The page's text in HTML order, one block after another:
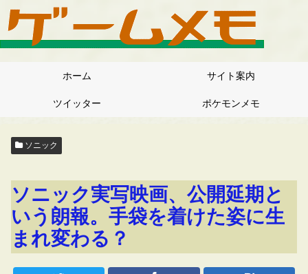
ホーム サイト案内
ツイッター ポケモンメモ
ソニック
ソニック実写映画、公開延期と
いう朗報。手袋を着けた姿に生
まれ変わる？